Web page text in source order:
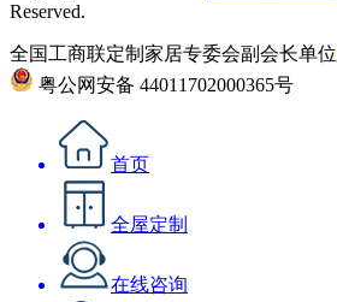
Reserved.
全国工商联定制家居专委会副会长单位
粤公网安备 44011702000365号
首页
全屋定制
在线咨询